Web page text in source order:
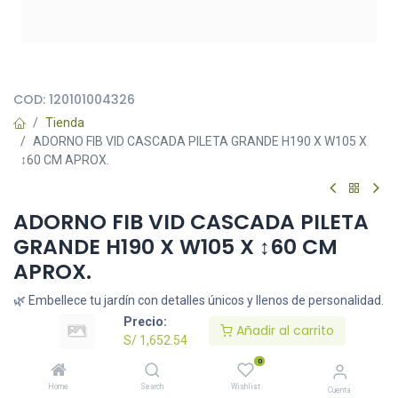
Precio:
S/ 1,652.54
Añadir al carrito
Home Search
0
Wishlist Cuenta
COD: 120101004326
Tienda
ADORNO FIB VID CASCADA PILETA GRANDE H190 X W105 X
↕60 CM APROX.
ADORNO FIB VID CASCADA PILETA
GRANDE H190 X W105 X ↕60 CM
APROX.
🌿 Embellece tu jardín con detalles únicos y llenos de personalidad.
🌞 Resistentes a la intemperie, ideales para dar un toque especial
a tu exterior.
1,652.54